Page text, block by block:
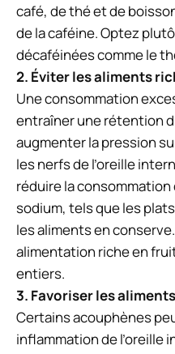
café, de thé et de
de la caféine. Optez
décaféinées comme le
2. Éviter les aliments
Une consommation
entraîner une rétention
augmenter la pression
les nerfs de l’oreille
réduire la consommation
sodium, tels que les
les aliments en
alimentation riche en
entiers.
3. Favoriser les
Certains acouphènes
inflammation de l’oreille